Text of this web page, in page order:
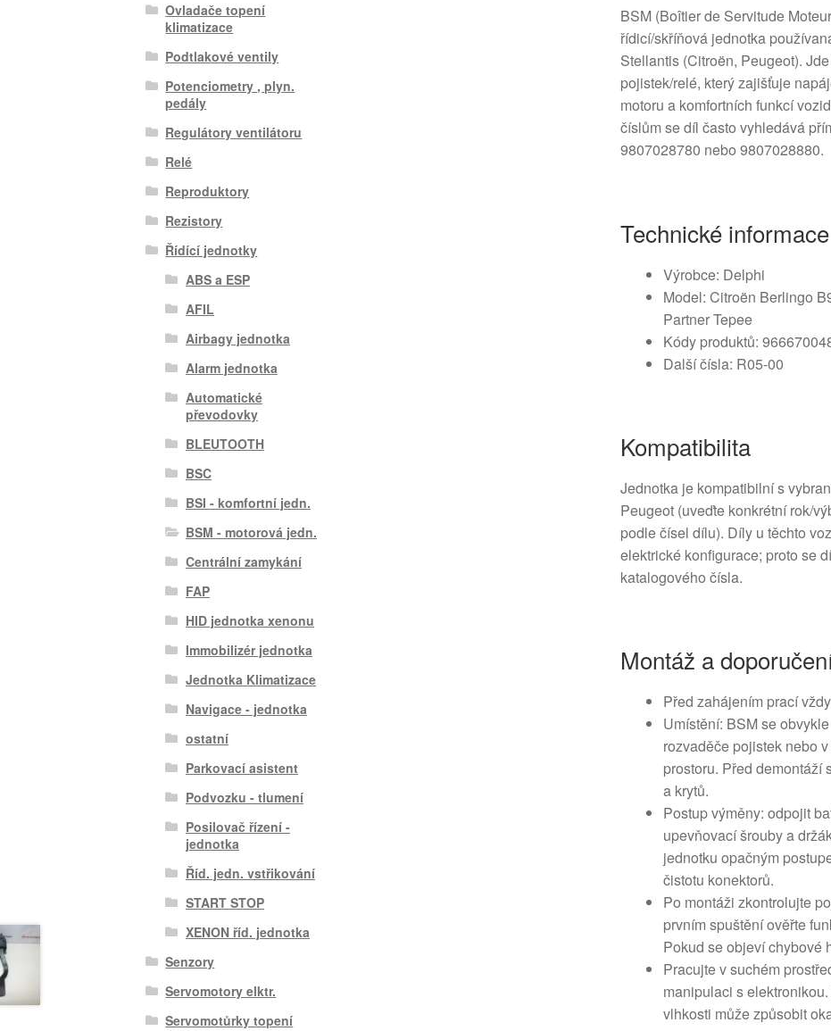
BSM (Boîtier de Servitude
řídicí/skříňová jednotka
Stellantis (Citroën, Peugeot).
pojistek/relé, který zajišťuje
motoru a komfortních funkcí
číslům se díl často vyhledává
9807028780 nebo 9807028880.
Technické informace
Výrobce: Delphi
Model: Citroën Berlingo
Partner Tepee
Kódy produktů:
Další čísla: R05-00
Kompatibilita
Jednotka je kompatibilní s
Peugeot (uveďte konkrétní rok/
podle čísel dílu). Díly u těchto
elektrické konfigurace; proto se
katalogového čísla.
Montáž a
Před zahájením prací
Umístění: BSM se
rozvaděče pojistek nebo
prostoru. Před demontáží
a krytů.
Postup výměny: odpojit
upevňovací šrouby a
jednotku opačným
čistotu konektorů.
Po montáži zkontrolujte
prvním spuštění ověřte
Pokud se objeví chybové
Pracujte v suchém
manipulaci s
vlhkosti může způsobit
Ovladače topení
klimatizace
Podtlakové ventily
Potenciometry , plyn.
pedály
Regulátory ventilátoru
Relé
Reproduktory
Rezistory
Řídící jednotky
ABS a ESP
AFIL
Airbagy jednotka
Alarm jednotka
Automatické
převodovky
BLEUTOOTH
BSC
BSI - komfortní jedn.
BSM - motorová jedn.
Centrální zamykání
FAP
HID jednotka xenonu
Immobilizér jednotka
Jednotka Klimatizace
Navigace - jednotka
ostatní
Parkovací asistent
Podvozku - tlumení
Posilovač řízení -
jednotka
Říd. jedn. vstřikování
START STOP
XENON říd. jednotka
Senzory
Servomotory elktr.
Servomotůrky topení